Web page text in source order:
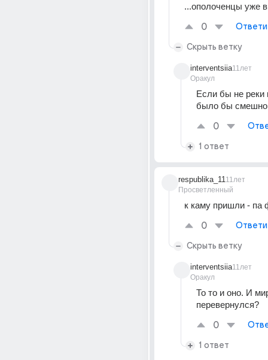
...ополоченцы уже
0
Скрыть ветку
interventsiia
Оракул
11лет
Если бы не реки
было бы смешно
0
1 ответ
respublika_11
Просветленный
11лет
к каму пришли - па
0
Скрыть ветку
interventsiia
Оракул
11лет
То то и оно. И
перевернулся?
0
1 ответ